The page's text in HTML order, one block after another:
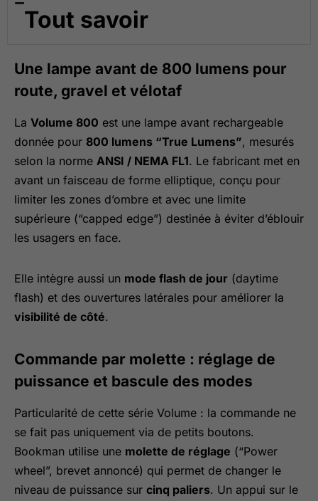
Tout savoir
Une lampe avant de 800 lumens pour
route, gravel et vélotaf
La Volume 800 est une lampe avant rechargeable
donnée pour 800 lumens “True Lumens”, mesurés
selon la norme ANSI / NEMA FL1. Le fabricant met en
avant un faisceau de forme elliptique, conçu pour
limiter les zones d’ombre et avec une limite
supérieure (“capped edge”) destinée à éviter d’éblouir
les usagers en face.
Elle intègre aussi un mode flash de jour (daytime
flash) et des ouvertures latérales pour améliorer la
visibilité de côté.
Commande par molette : réglage de
puissance et bascule des modes
Particularité de cette série Volume : la commande ne
se fait pas uniquement via de petits boutons.
Bookman utilise une molette de réglage (“Power
wheel”, brevet annoncé) qui permet de changer le
niveau de puissance sur cinq paliers. Un appui sur le